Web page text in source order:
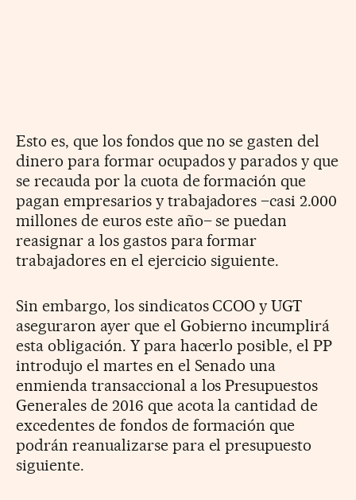
Esto es, que los fondos que no se gasten del
dinero para formar ocupados y parados y que
se recauda por la cuota de formación que
pagan empresarios y trabajadores –casi 2.000
millones de euros este año– se puedan
reasignar a los gastos para formar
trabajadores en el ejercicio siguiente.
Sin embargo, los sindicatos CCOO y UGT
aseguraron ayer que el Gobierno incumplirá
esta obligación. Y para hacerlo posible, el PP
introdujo el martes en el Senado una
enmienda transaccional a los Presupuestos
Generales de 2016 que acota la cantidad de
excedentes de fondos de formación que
podrán reanualizarse para el presupuesto
siguiente.